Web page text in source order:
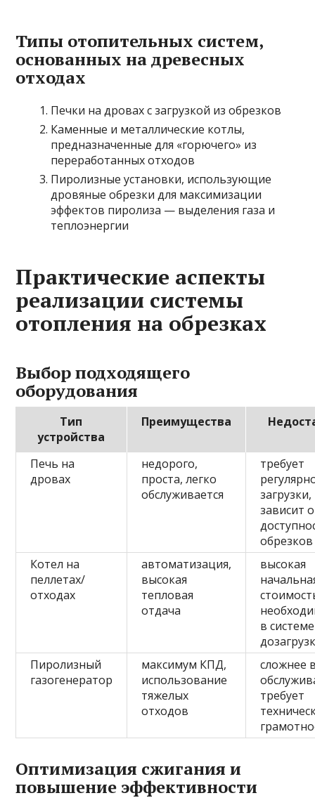
Типы отопительных систем,
основанных на древесных
отходах
Печки на дровах с загрузкой из обрезков
Каменные и металлические котлы,
предназначенные для «горючего» из
переработанных отходов
Пиролизные установки, использующие
дровяные обрезки для максимизации
эффектов пиролиза — выделения газа и
теплоэнергии
Практические аспекты
реализации системы
отопления на обрезках
Выбор подходящего
оборудования
Тип
устройства
Преимущества
Печь на
дровах
недорого,
проста, легко
обслуживается
требует
загрузки,
зависит
обрезков
Котел на
пеллетах/
отходах
автоматизация,
высокая
тепловая
отдача
высокая
в системе
Пиролизный
газогенератор
максимум КПД,
использование
тяжелых
отходов
сложнее
требует
Оптимизация сжигания и
повышение эффективности